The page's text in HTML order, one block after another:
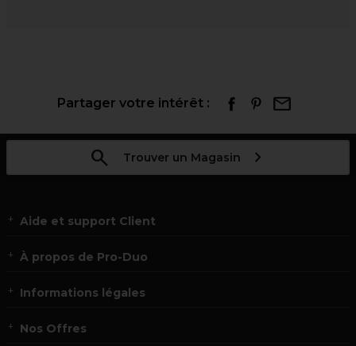
Partager votre intérêt :
Trouver un Magasin
Aide et support Client
À propos de Pro-Duo
Informations légales
Nos Offres